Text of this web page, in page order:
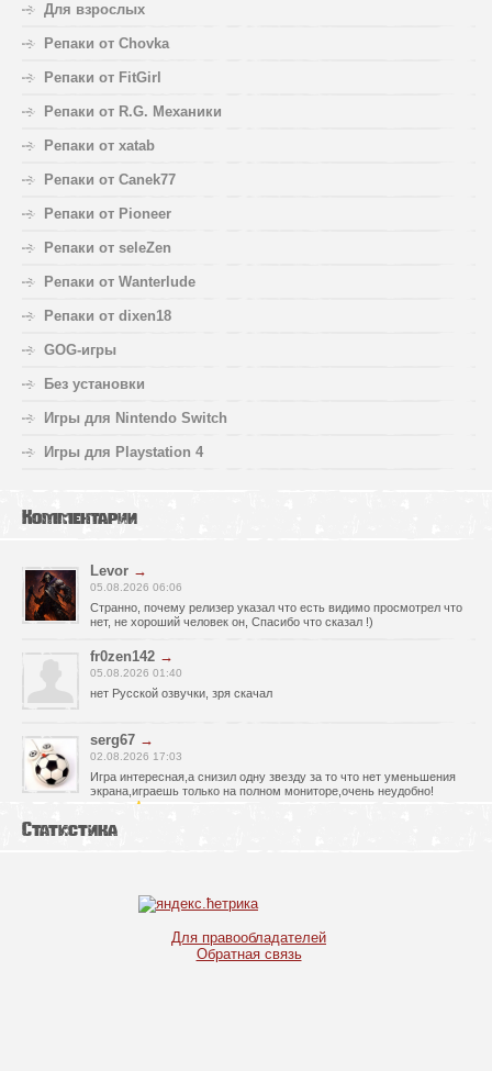
Для взрослых
Репаки от Chovka
Репаки от FitGirl
Репаки от R.G. Механики
Репаки от xatab
Репаки от Canek77
Репаки от Pioneer
Репаки от seleZen
Репаки от Wanterlude
Репаки от dixen18
GOG-игры
Без установки
Игры для Nintendo Switch
Игры для Playstation 4
Комментарии
Levor →
05.08.2026 06:06
Странно, почему релизер указал что есть видимо просмотрел что
нет, не хороший человек он, Спасибо что сказал !)
fr0zen142 →
05.08.2026 01:40
нет Русской озвучки, зря скачал
serg67 →
02.08.2026 17:03
Игра интересная,а снизил одну звезду за то что нет уменьшения
экрана,играешь только на полном мониторе,очень неудобно!
испробовал?
30.07.2026 00:43
Статистика
Для правообладателей
Обратная связь